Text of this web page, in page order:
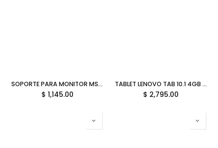
SOPORTE PARA MONITOR MSI 1MONITOR VESA 20KG HASTA 49 PULGADAS BLANCO MAG MT201W 06M DE GARANTIA
$ 1,145.00
TABLET LENOVO TAB 10.1 4GB 64GB MEDIATEK HELIO G85 ANDROID 14 INC CASE/LAPIZ GRIS TB311FU ZAEH0120MX GARANTIA CON FABRICANTE
$ 2,795.00